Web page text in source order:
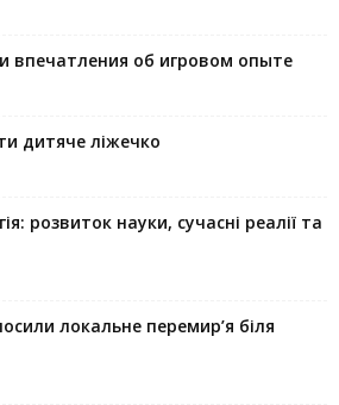
впечатления об игровом опыте
дитяче ліжечко
розвиток науки, сучасні реалії та
локальне перемир’я біля